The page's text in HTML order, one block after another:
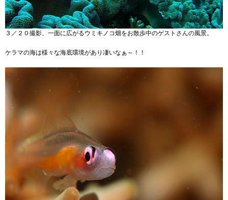
３／２０撮影、一面に広がるウミキノコ畑をお散歩中のゲストさんの風景。
ケラマの海は様々な海底環境があり凄いなぁ～！！